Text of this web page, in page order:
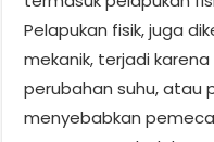
Pelapukan fisik, juga
mekanik, terjadi
perubahan suhu, atau
menyebabkan